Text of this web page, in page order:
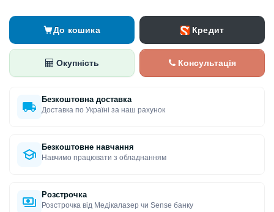
До кошика Кредит
Окупність Консультація
Безкоштовна доставка
Доставка по Україні за наш рахунок
Безкоштовне навчання
Навчимо працювати з обладнанням
Розстрочка
Розстрочка від Медікалазер чи Sense банку